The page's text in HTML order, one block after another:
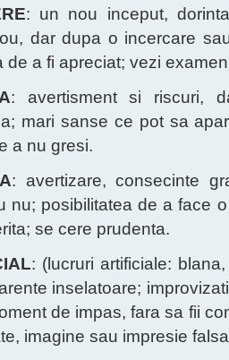
: un nou inceput,
dar dupa o incercare
de a fi apreciat; vezi
: avertisment si riscuri,
mari sanse ce pot sa
a nu gresi.
: avertizare, consecinte
nu; posibilitatea de a face
se cere prudenta.
: (lucruri artificiale:
inselatoare;
de impas, fara sa fii
imagine sau impresie